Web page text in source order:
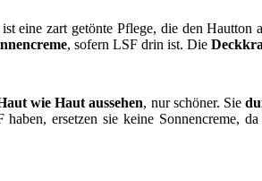
eine zart getönte Pflege, die den
, sofern LSF drin ist. Die
wie Haut aussehen, nur schöner. Sie
ersetzen sie keine Sonnencreme,